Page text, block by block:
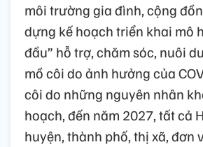
môi trường gia đình, cộng
dựng kế hoạch triển khai mô
đầu” hỗ trợ, chăm sóc, nuôi
mồ côi do ảnh hưởng của
côi do những nguyên nhân
hoạch, đến năm 2027, tất cả
huyện, thành phố, thị xã, đơn